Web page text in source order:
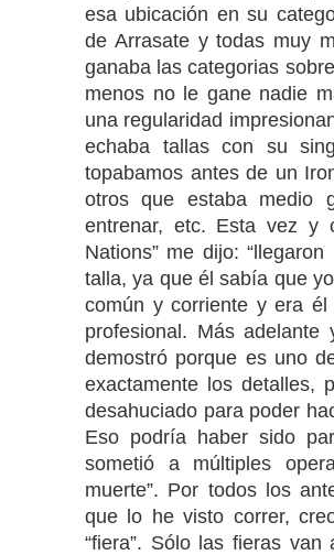
esa ubicación en su
de Arrasate y todas muy
ganaba las categorias
menos no le gane nadie
una regularidad
echaba tallas con su
topabamos antes de un
otros que estaba medio
entrenar, etc. Esta vez y
Nations” me dijo:
talla, ya que él sabía que
común y corriente y era
profesional. Más
demostró porque es uno
exactamente los detalles,
desahuciado para poder
Eso podría haber sido
sometió a múltiples
muerte”. Por todos los
que lo he visto correr,
“fiera”. Sólo las fieras